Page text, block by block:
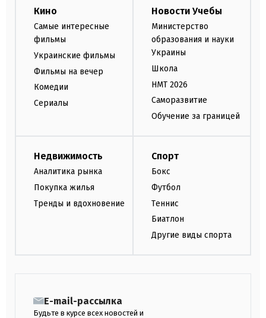
Кино
Самые интересные
фильмы
Украинские фильмы
Фильмы на вечер
Комедии
Сериалы
Новости Учебы
Министерство
образования и науки
Украины
Школа
НМТ 2026
Саморазвитие
Обучение за границей
Недвижимость
Аналитика рынка
Покупка жилья
Тренды и вдохновение
Спорт
Бокс
Футбол
Теннис
Биатлон
Другие виды спорта
E-mail-рассылка
Будьте в курсе всех новостей и